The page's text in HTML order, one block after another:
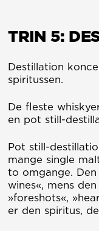
TRIN 5:
Destillation
spiritussen.
De fleste
en pot still-
Pot still-
mange single
to omgange.
wines«, mens
»foreshots«,
er den spiritus,